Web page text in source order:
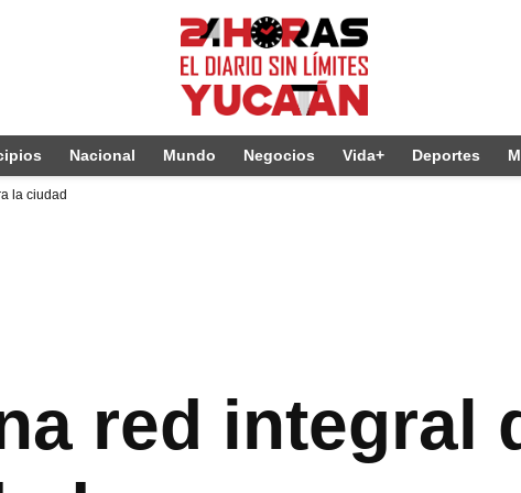
Nacional Mundo Negocios Vida+ Deportes
la ciudad
red integral